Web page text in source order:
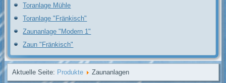
Toranlage Mühle
Toranlage "Fränkisch"
Zaunanlage "Modern 1"
Zaun "Fränkisch"
Aktuelle Seite: Produkte Zaunanlagen